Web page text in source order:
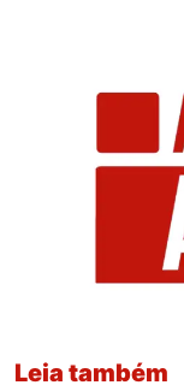
Leia também